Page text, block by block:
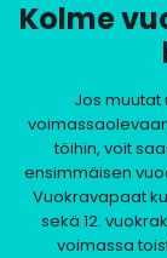
Kolme
Jos muutat
töihin, voit
ensimmäisen
Vuokravapaat
sekä 12.
voimassa